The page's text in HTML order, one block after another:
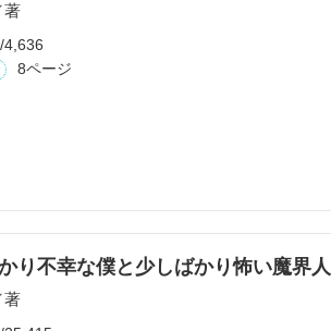
著
4,636
8ページ
り不幸な僕と少しばかり怖い魔界人
著